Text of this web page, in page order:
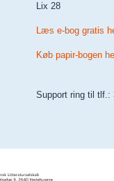
Lix 28
Læs e-bog gratis
Køb papir-bogen
Support ring til tlf.: